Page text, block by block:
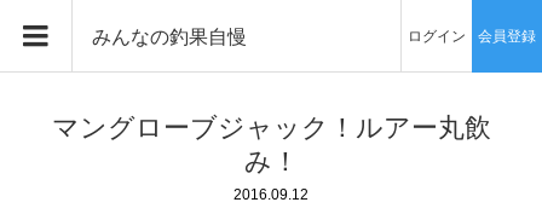
みんなの釣果自慢 ログイン 会員登録
マングローブジャック！ルアー丸飲
み！
2016.09.12